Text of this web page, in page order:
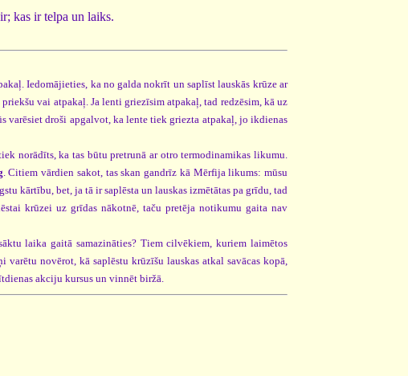
kas ir telpa un laiks.
Iedomājieties, ka no galda nokrīt un saplīst lauskās krūze ar
vai atpakaļ. Ja lenti griezīsim atpakaļ, tad redzēsim, kā uz
varēsiet droši apgalvot, ka lente tiek griezta atpakaļ, jo ikdienas
norādīts, ka tas būtu pretrunā ar otro termodinamikas likumu.
. Citiem vārdien sakot, tas skan gandrīz kā Mērfija likums: mūsu
kārtību, bet, ja tā ir saplēsta un lauskas izmētātas pa grīdu, tad
krūzei uz grīdas nākotnē, taču pretēja notikumu gaita nav
laika gaitā samazināties? Tiem cilvēkiem, kuriem laimētos
novērot, kā saplēstu krūzīšu lauskas atkal savācas kopā,
akciju kursus un vinnēt biržā.